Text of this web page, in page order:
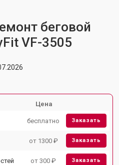
беговой
VF-3505
Цена
бесплатно Заказать
от 1300 ₽ Заказать
от 300 ₽ Заказать